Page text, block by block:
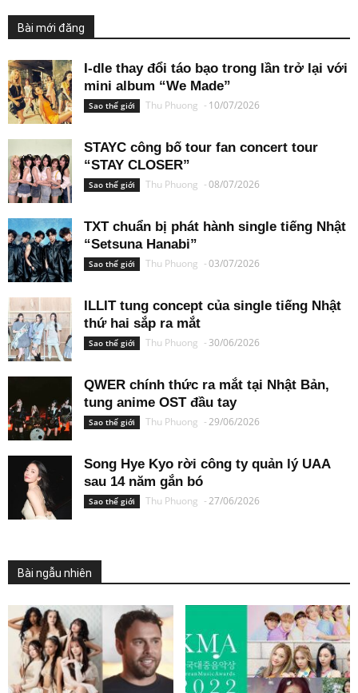
Bài mới đăng
I-dle thay đổi táo bạo trong lần trở lại với
mini album “We Made”
Sao thế giới Thu Phuong - 10/07/2026
STAYC công bố tour fan concert tour
“STAY CLOSER”
Sao thế giới Thu Phuong -08/07/2026
TXT chuẩn bị phát hành single tiếng Nhật
“Setsuna Hanabi”
Sao thế giới Thu Phuong -03/07/2026
ILLIT tung concept của single tiếng Nhật
thứ hai sắp ra mắt
Sao thế giới Thu Phuong - 30/06/2026
QWER chính thức ra mắt tại Nhật Bản,
tung anime OST đầu tay
Sao thế giới Thu Phuong -29/06/2026
Song Hye Kyo rời công ty quản lý UAA
sau 14 năm gắn bó
Sao thế giới Thu Phuong -27/06/2026
Bài ngẫu nhiên